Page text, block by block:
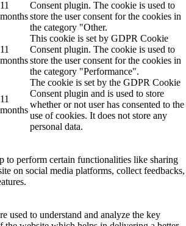
11
months
Consent plugin. The cookie is used to
store the user consent for the cookies in
the category "Other.
11
months
This cookie is set by GDPR Cookie
Consent plugin. The cookie is used to
store the user consent for the cookies in
the category "Performance".
11
months
The cookie is set by the GDPR Cookie
Consent plugin and is used to store
whether or not user has consented to the
use of cookies. It does not store any
personal data.
to perform certain functionalities like sharing
on social media platforms, collect feedbacks,
used to understand and analyze the key